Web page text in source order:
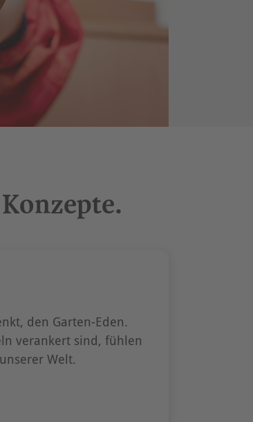
den Garten-Eden.
verankert sind, fühlen
Welt.